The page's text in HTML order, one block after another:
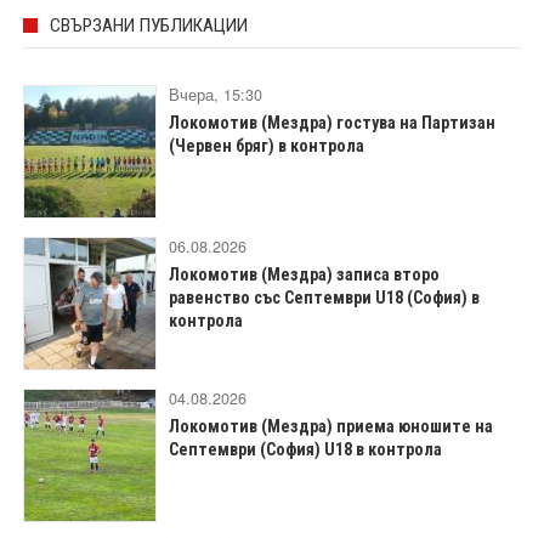
СВЪРЗАНИ ПУБЛИКАЦИИ
Вчера, 15:30
Локомотив (Мездра) гостува на Партизан
(Червен бряг) в контрола
06.08.2026
Локомотив (Мездра) записа второ
равенство със Септември U18 (София) в
контрола
04.08.2026
Локомотив (Мездра) приема юношите на
Септември (София) U18 в контрола